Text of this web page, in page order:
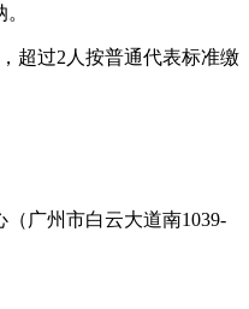
超过2人按普通代表标准缴
（广州市白云大道南1039-